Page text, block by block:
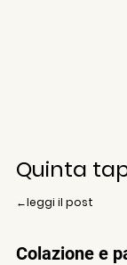
Quinta
←leggi il post
Colazione e